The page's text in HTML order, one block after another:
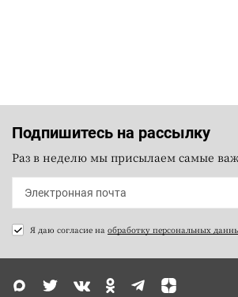
Подпишитесь на рассылку
Раз в неделю мы присылаем самые
Я даю согласие на обработку персональных